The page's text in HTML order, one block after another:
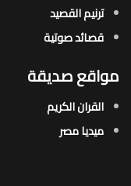
ترنيم القصيد
قصائد صوتية
مواقع صديقة
القران الكريم
ميديا مصر